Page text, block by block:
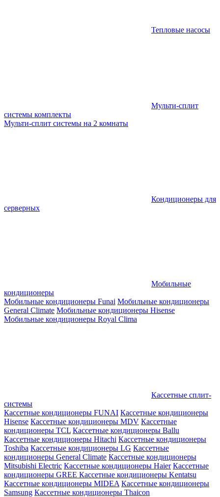
Тепловые насосы
Мульти-сплит
системы комплекты
Мульти-сплит системы на 2 комнаты
Кондиционеры для
серверных
Мобильные
кондиционеры
Мобильные кондиционеры Funai Мобильные кондиционеры
General Climate Мобильные кондиционеры Hisense
Мобильные кондиционеры Royal Clima
Кассетные сплит-
системы
Кассетные кондиционеры FUNAI Кассетные кондиционеры
Hisense Кассетные кондиционеры MDV Кассетные
кондиционеры TCL Кассетные кондиционеры Ballu
Кассетные кондиционеры Hitachi Кассетные кондиционеры
Toshiba Кассетные кондиционеры LG Кассетные
кондиционеры General Climate Кассетные кондиционеры
Mitsubishi Electric Кассетные кондиционеры Haier Кассетные
кондиционеры GREE Кассетные кондиционеры Kentatsu
Кассетные кондиционеры MIDEA Кассетные кондиционеры
Samsung Кассетные кондиционеры Thaicon